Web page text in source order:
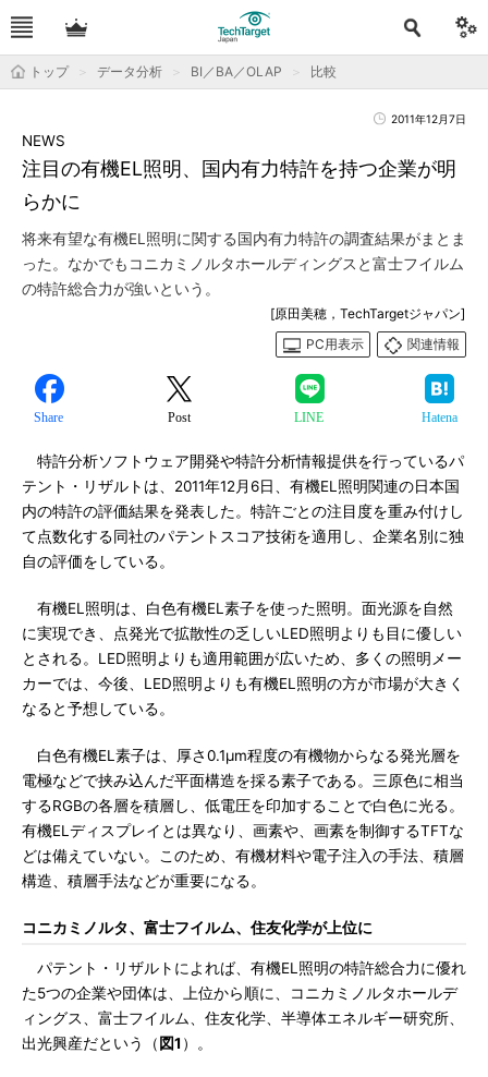
トップ データ分析 BI／BA／OLAP 比較
2011年12月7日
注目の有機EL照明、国内有力特許を持つ企業が明
らかに
NEWS
将来有望な有機EL照明に関する国内有力特許の調査結果がまとま
った。なかでもコニカミノルタホールディングスと富士フイルム
の特許総合力が強いという。
[原田美穂，TechTargetジャパン]
PC用表示
関連情報
Share Post LINE Hatena
特許分析ソフトウェア開発や特許分析情報提供を行っているパ
テント・リザルトは、2011年12月6日、有機EL照明関連の日本国
内の特許の評価結果を発表した。特許ごとの注目度を重み付けし
て点数化する同社のパテントスコア技術を適用し、企業名別に独
自の評価をしている。
有機EL照明は、白色有機EL素子を使った照明。面光源を自然
に実現でき、点発光で拡散性の乏しいLED照明よりも目に優しい
とされる。LED照明よりも適用範囲が広いため、多くの照明メー
カーでは、今後、LED照明よりも有機EL照明の方が市場が大きく
なると予想している。
白色有機EL素子は、厚さ0.1μm程度の有機物からなる発光層を
電極などで挟み込んだ平面構造を採る素子である。三原色に相当
するRGBの各層を積層し、低電圧を印加することで白色に光る。
有機ELディスプレイとは異なり、画素や、画素を制御するTFTな
どは備えていない。このため、有機材料や電子注入の手法、積層
構造、積層手法などが重要になる。
コニカミノルタ、富士フイルム、住友化学が上位に
パテント・リザルトによれば、有機EL照明の特許総合力に優れ
た5つの企業や団体は、上位から順に、コニカミノルタホールデ
ィングス、富士フイルム、住友化学、半導体エネルギー研究所、
出光興産だという（ 図1 ）。